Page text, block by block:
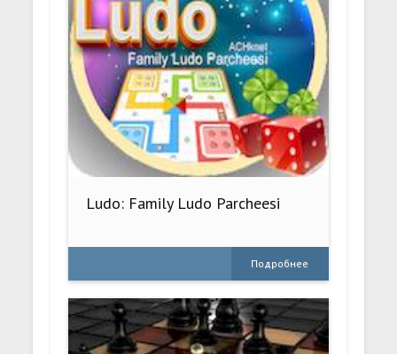
Ludo: Family Ludo Parcheesi
Подробнее